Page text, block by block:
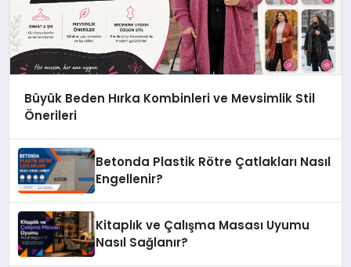
Büyük Beden Hırka Kombinleri ve Mevsimlik Stil
Önerileri
Betonda Plastik Rötre Çatlakları Nasıl
Engellenir?
Kitaplık ve Çalışma Masası Uyumu
Nasıl Sağlanır?